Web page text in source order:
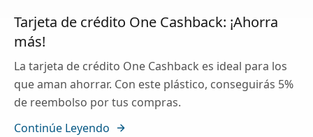
Tarjeta de crédito One Cashback: ¡Ahorra
más!
La tarjeta de crédito One Cashback es ideal para los
que aman ahorrar. Con este plástico, conseguirás 5%
de reembolso por tus compras.
Continúe Leyendo